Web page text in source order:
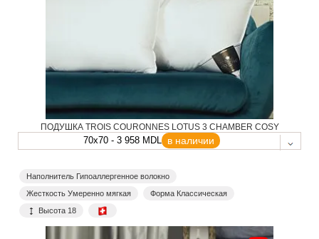
ПОДУШКА TROIS COURONNES LOTUS 3 CHAMBER COSY
70x70 - 3 958 MDL в наличии
Наполнитель Гипоаллергенное волокно
Жесткость Умеренно мягкая
Форма Классическая
Высота 18